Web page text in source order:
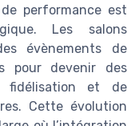
performance est
Les salons
évènements de
pour devenir des
fidélisation et de
Cette évolution